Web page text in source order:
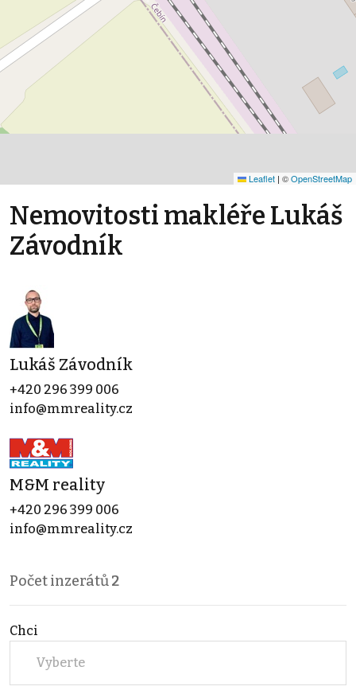
Leaflet | ©OpenStreetMap
Nemovitosti makléře Lukáš
Závodník
Lukáš Závodník
+420 296 399 006
info@mmreality.cz
M&M reality
+420 296 399 006
info@mmreality.cz
Počet inzerátů2
Chci
Vyberte